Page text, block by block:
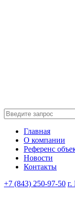
Главная
О компании
Референс
Новости
Контакты
+7 (843) 250-97-50 г.